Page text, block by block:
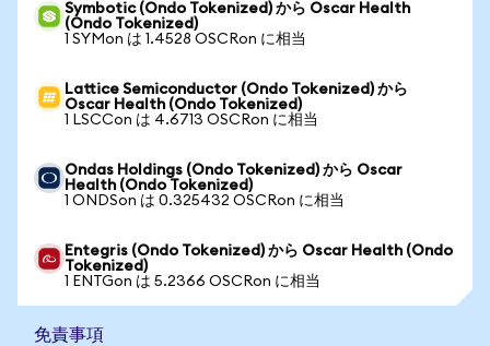
Symbotic (Ondo Tokenized) から Oscar Health
(Ondo Tokenized)
1 SYMon は 1.4528 OSCRon に相当
Lattice Semiconductor (Ondo Tokenized) から
Oscar Health (Ondo Tokenized)
1 LSCCon は 4.6713 OSCRon に相当
Ondas Holdings (Ondo Tokenized) から Oscar
Health (Ondo Tokenized)
1 ONDSon は 0.325432 OSCRon に相当
Entegris (Ondo Tokenized) から Oscar Health (Ondo
Tokenized)
1 ENTGon は 5.2366 OSCRon に相当
免責事項